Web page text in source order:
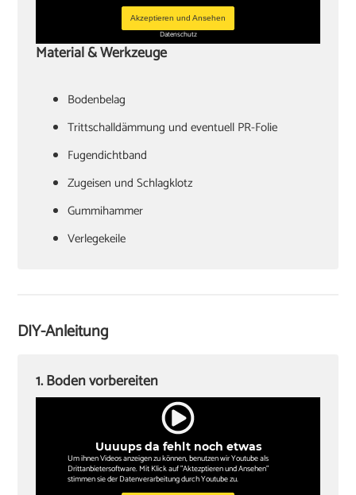
Akzeptieren und Ansehen
Datenschutz
Material & Werkzeuge
Bodenbelag
Trittschalldämmung und eventuell PR-Folie
Fugendichtband
Zugeisen und Schlagklotz
Gummihammer
Verlegekeile
Akkuschrauber
Stichsäge und Kappsäge
Bleistift
DIY-Anleitung
Uuuups da fehlt noch etwas
Um ihnen Videos anzeigen zu können, benutzen wir Youtube als
Drittanbietersoftware. Mit Klick auf "Aktezptieren und Ansehen"
stimmen sie der Datenverarbeitung durch Youtube zu.
1. Boden vorbereiten